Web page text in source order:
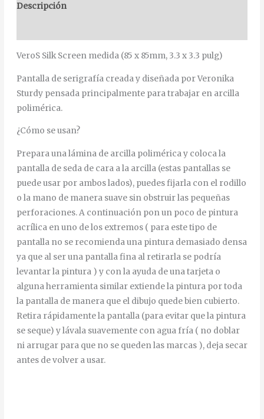
Descripción
VeroS Silk Screen medida (85 x 85mm, 3.3 x 3.3 pulg)
Pantalla de serigrafía creada y diseñada por Veronika
Sturdy pensada principalmente para trabajar en arcilla
polimérica.
¿Cómo se usan?
Prepara una lámina de arcilla polimérica y coloca la
pantalla de seda de cara a la arcilla (estas pantallas se
puede usar por ambos lados), puedes fijarla con el rodillo
o la mano de manera suave sin obstruir las pequeñas
perforaciones. A continuación pon un poco de pintura
acrílica en uno de los extremos ( para este tipo de
pantalla no se recomienda una pintura demasiado densa
ya que al ser una pantalla fina al retirarla se podría
levantar la pintura ) y con la ayuda de una tarjeta o
alguna herramienta similar extiende la pintura por toda
la pantalla de manera que el dibujo quede bien cubierto.
Retira rápidamente la pantalla (para evitar que la pintura
se seque) y lávala suavemente con agua fría ( no doblar
ni arrugar para que no se queden las marcas ), deja secar
antes de volver a usar.